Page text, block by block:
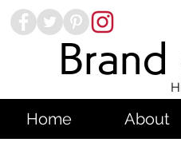
Home About